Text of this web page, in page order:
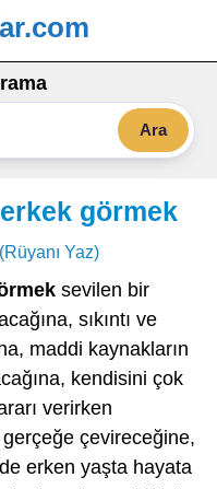
Ara
görmek
Yaz)
sevilen bir
sıkıntı ve
maddi kaynakların
kendisini çok
verirken
çevireceğine,
erken yaşta hayata